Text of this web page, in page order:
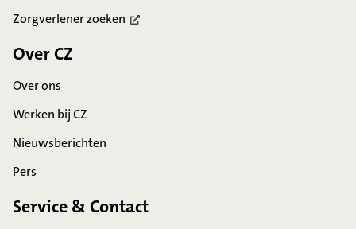
Zorgverlenerzoeken
Over CZ
Over ons
Werken bij CZ
Nieuwsberichten
Pers
Service & Contact